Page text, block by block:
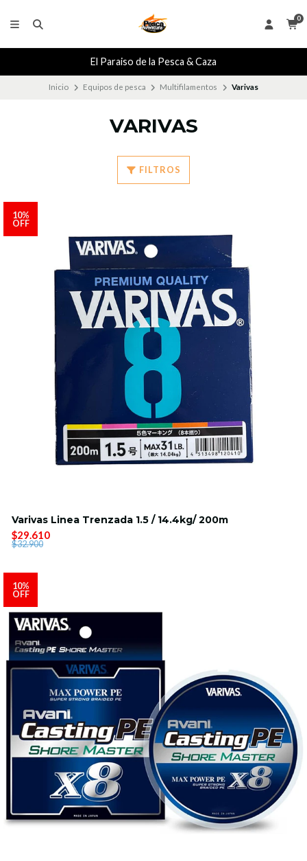
0
El Paraiso de la Pesca & Caza
Inicio Equipos de pesca Multifilamentos Varivas
VARIVAS
FILTROS
10%
OFF
Varivas Linea Trenzada 1.5 / 14.4kg/ 200m
$29.610
$32.900
10%
OFF